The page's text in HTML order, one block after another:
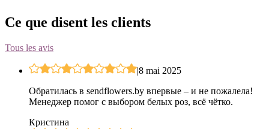
Ce que disent les clients
Tous les avis
|8 mai 2025
Обратилась в sendflowers.by впервые – и не пожалела!
Менеджер помог с выбором белых роз, всё чётко.
Кристина